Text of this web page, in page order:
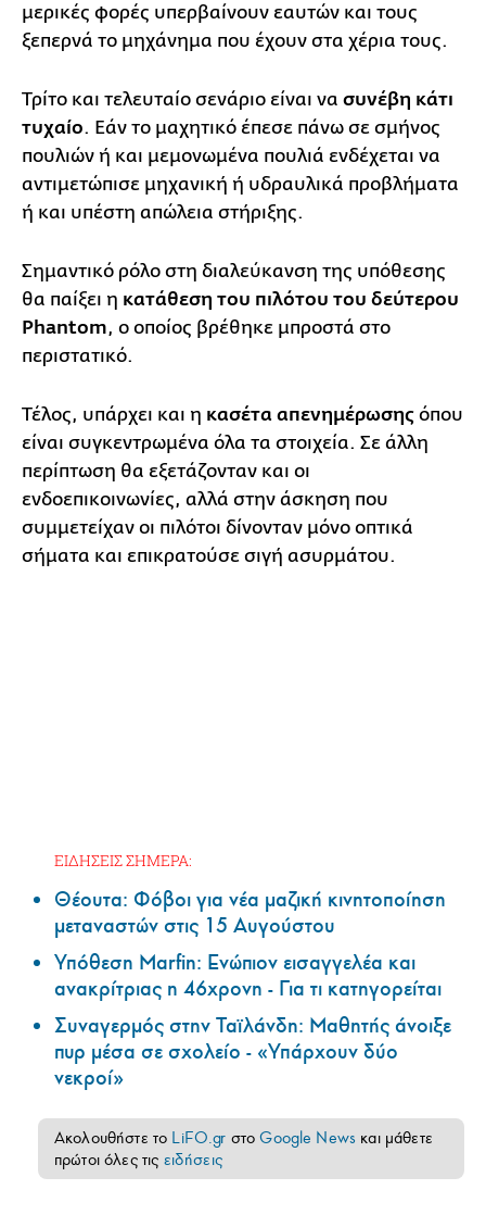
μερικές φορές υπερβαίνουν εαυτών και τους
ξεπερνά το μηχάνημα που έχουν στα χέρια τους.
Τρίτο και τελευταίο σενάριο είναι να συνέβη κάτι
τυχαίο. Εάν το μαχητικό έπεσε πάνω σε σμήνος
πουλιών ή και μεμονωμένα πουλιά ενδέχεται να
αντιμετώπισε μηχανική ή υδραυλικά προβλήματα
ή και υπέστη απώλεια στήριξης.
Σημαντικό ρόλο στη διαλεύκανση της υπόθεσης
θα παίξει η κατάθεση του πιλότου του δεύτερου
Phantom, ο οποίος βρέθηκε μπροστά στο
περιστατικό.
Τέλος, υπάρχει και η κασέτα απενημέρωσης όπου
είναι συγκεντρωμένα όλα τα στοιχεία. Σε άλλη
περίπτωση θα εξετάζονταν και οι
ενδοεπικοινωνίες, αλλά στην άσκηση που
συμμετείχαν οι πιλότοι δίνονταν μόνο οπτικά
σήματα και επικρατούσε σιγή ασυρμάτου.
ΕΙΔΗΣΕΙΣ ΣΗΜΕΡΑ:
Θέουτα: Φόβοι για νέα μαζική κινητοποίηση
μεταναστών στις 15 Αυγούστου
Υπόθεση Marfin: Ενώπιον εισαγγελέα και
ανακρίτριας η 46χρονη - Για τι κατηγορείται
Συναγερμός στην Ταϊλάνδη: Μαθητής άνοιξε
πυρ μέσα σε σχολείο - «Υπάρχουν δύο
νεκροί»
Ακολουθήστε το LiFO.gr στοGoogle News και μάθετε
πρώτοι όλες τις ειδήσεις